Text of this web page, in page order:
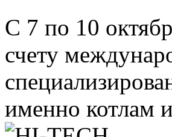
С 7 по 10
счету
именно котлам